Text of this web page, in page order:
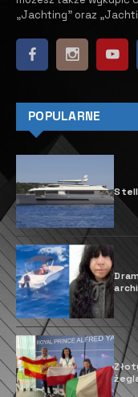
„Jachting” oraz
POPULARNE